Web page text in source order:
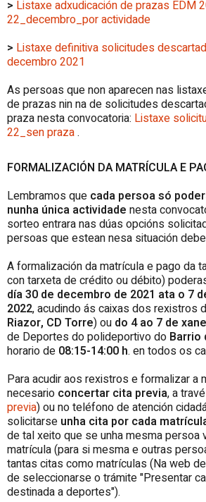
> Listaxe adxudicación de prazas EDM
22_decembro_por actividade
> Listaxe definitiva solicitudes
decembro 2021
As persoas que non aparecen nas
de prazas nin na de solicitudes
praza nesta convocatoria: Listaxe
22_sen praza.
FORMALIZACIÓN DA MATRÍCULA E
Lembramos que cada persoa só
nunha única actividade nesta
sorteo entrara nas dúas opcións
persoas que estean nesa situación
A formalización da matrícula e pago da
con tarxeta de crédito ou débito)
día 30 de decembro de 2021 ata o 7
2022, acudindo ás caixas dos rexistros
Riazor, CD Torre) ou do 4 ao 7 de
de Deportes do polideportivo do Barrio
horario de 08:15-14:00 h. en todos os
Para acudir aos rexistros e formalizar a
necesario concertar cita previa, a
previa) ou no teléfono de atención
solicitarse unha cita por cada
de tal xeito que se unha mesma persoa
matrícula (para si mesma e outras
tantas citas como matrículas (Na web
de seleccionarse o trámite "Presentar
destinada a deportes").